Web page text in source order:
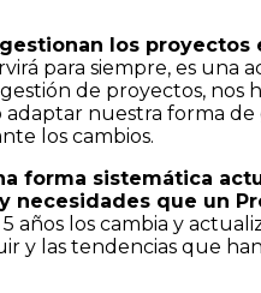
los proyectos
para siempre, es una
de proyectos,
adaptar nuestra forma
los cambios.
forma sistemática
necesidades que un
años los cambia y
y las tendencias que